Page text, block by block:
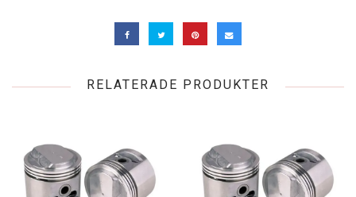
RELATERADE PRODUKTER